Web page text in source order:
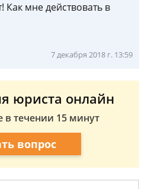
мне действовать в
7 декабря 2018 г. 13:59
юриста онлайн
в течении 15 минут
вопрос